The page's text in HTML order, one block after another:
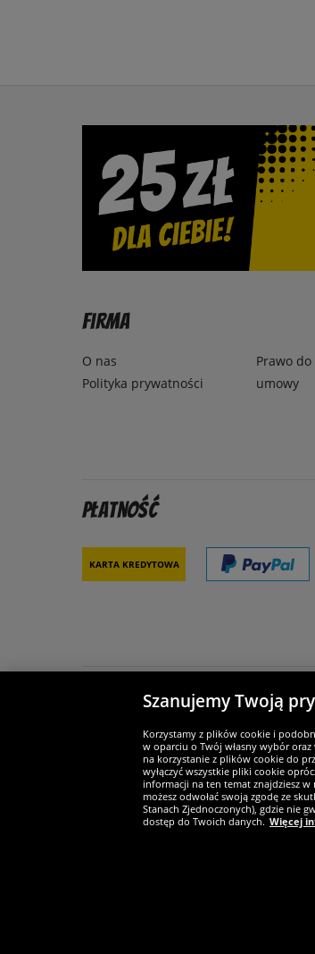
Firma
O nas
Polityka prywatności
Prawo
umowy
Płatność
Karta kredytowa
Partnerzy i bezpieczeństwo
Widerruf
Szanujemy Twoją
Korzystamy z plików cookie i
w oparciu o Twój własny wybór
na korzystanie z plików cookie do
wyłączyć wszystkie pliki cookie
informacji na ten temat znajdziesz
możesz odwołać swoją zgodę ze
Stanach Zjednoczonych), gdzie nie
dostęp do Twoich danych. Więcej